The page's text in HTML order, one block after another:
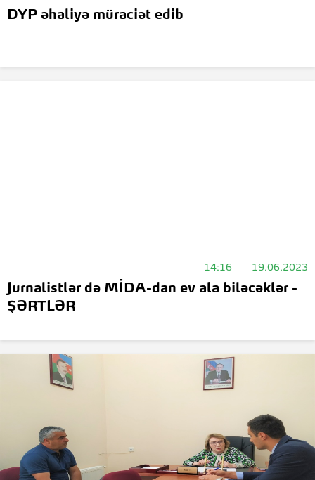
DYP əhaliyə müraciət edib
14:16 19.06.2023
Jurnalistlər də MİDA-dan ev ala biləcəklər -
ŞƏRTLƏR